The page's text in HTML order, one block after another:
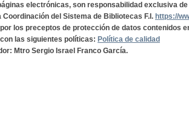
electrónicas, son responsabilidad exclusiva
del Sistema de Bibliotecas F.I. https://
los preceptos de protección de datos contenidos
las siguientes políticas: Política de calidad
Mtro Sergio Israel Franco García.